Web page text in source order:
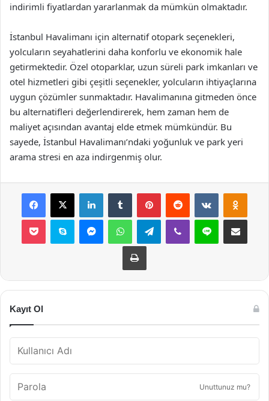
indirimli fiyatlardan yararlanmak da mümkün olmaktadır.
İstanbul Havalimanı için alternatif otopark seçenekleri,
yolcuların seyahatlerini daha konforlu ve ekonomik hale
getirmektedir. Özel otoparklar, uzun süreli park imkanları ve
otel hizmetleri gibi çeşitli seçenekler, yolcuların ihtiyaçlarına
uygun çözümler sunmaktadır. Havalimanına gitmeden önce
bu alternatifleri değerlendirerek, hem zaman hem de
maliyet açısından avantaj elde etmek mümkündür. Bu
sayede, İstanbul Havalimanı’ndaki yoğunluk ve park yeri
arama stresi en aza indirgenmiş olur.
Facebook
X LinkedInTumblr PinterestReddit VKontakte
Pocket Skype MessengerWhatsAppTelegramViber Line E-Posta ile
Yazdır
Kayıt Ol
Unuttunuz mu?